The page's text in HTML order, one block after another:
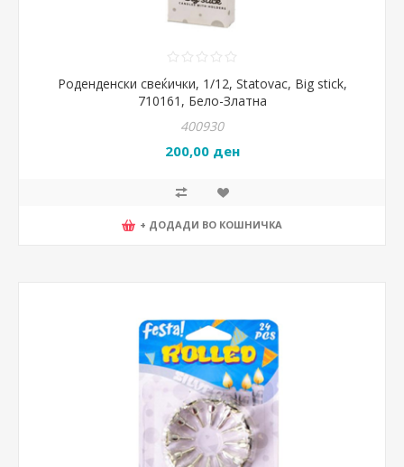
Роденденски свеќички, 1/12, Statovac, Big stick,
710161, Бело-Златна
400930
200,00 ден
+ ДОДАДИ ВО КОШНИЧКА